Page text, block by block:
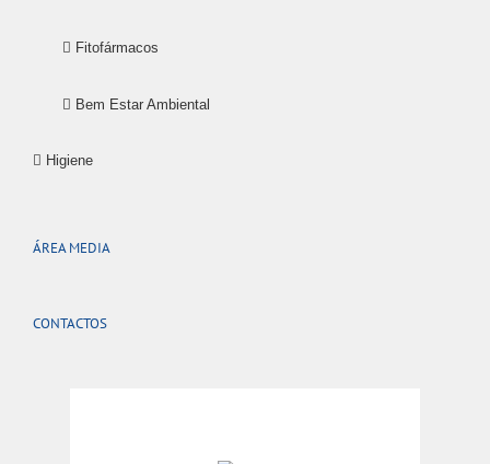
Fitofármacos
Bem Estar Ambiental
Higiene
ÁREA MEDIA
CONTACTOS